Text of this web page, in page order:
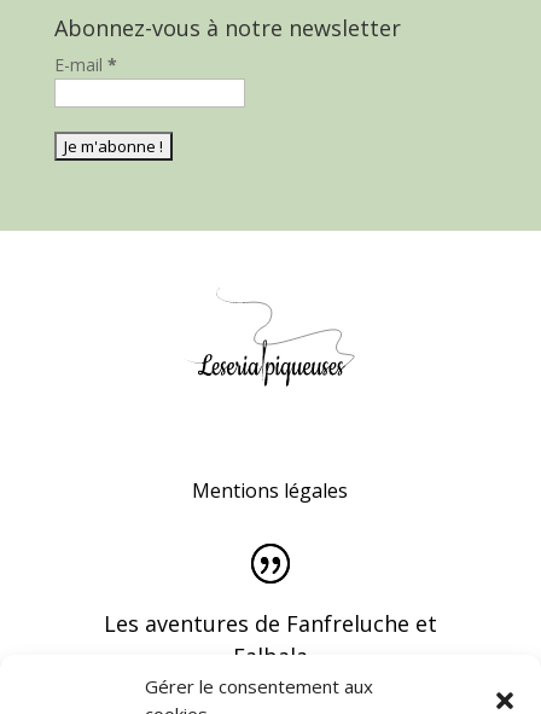
Gérer le consentement aux
Abonnez-vous à notre newsletter
E-mail *
Mentions légales
Les aventures de Fanfreluche et
Falbala